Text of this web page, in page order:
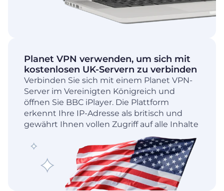
Planet VPN verwenden, um sich mit
kostenlosen UK-Servern zu verbinden
Verbinden Sie sich mit einem Planet VPN-
Server im Vereinigten Königreich und
öffnen Sie BBC iPlayer. Die Plattform
erkennt Ihre IP-Adresse als britisch und
gewährt Ihnen vollen Zugriff auf alle Inhalte